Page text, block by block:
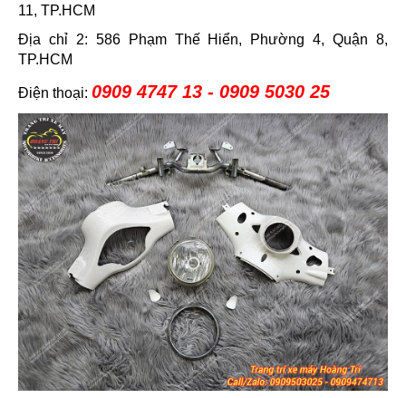
11, TP.HCM
Địa chỉ 2: 586 Phạm Thế Hiển, Phường 4, Quận 8,
TP.HCM
Điện thoại: 0909 4747 13 - 0909 5030 25